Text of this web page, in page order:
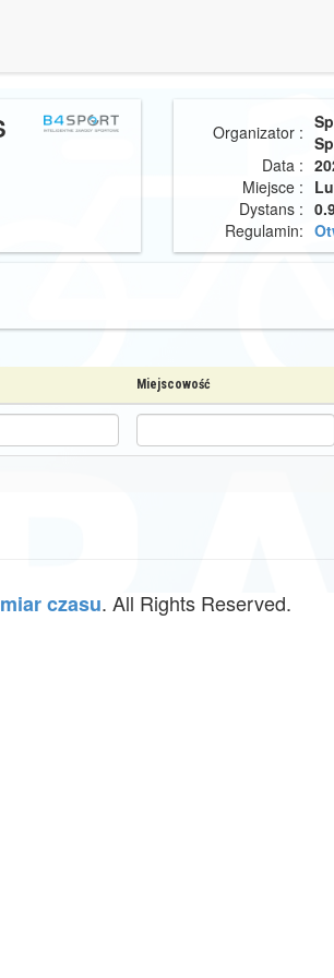
Organizator :
Data :
Miejsce :
Dystans :
Regulamin:
Miejscowość
czasu. All Rights Reserved.